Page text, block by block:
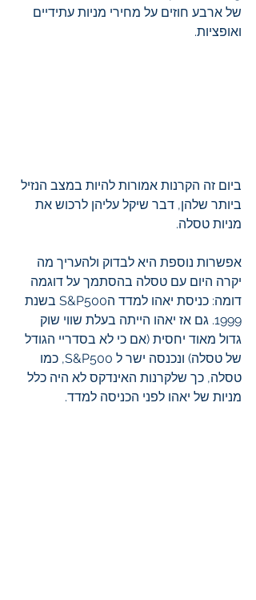
של ארבע חוזים על מחירי מניות עתידיים
ואופציות.
ביום זה הקרנות אמורות להיות במצב הנזיל
ביותר שלהן, דבר שיקל עליהן לרכוש את
מניות טסלה.
אפשרות נוספת היא לבדוק ולהעריך מה
יקרה היום עם טסלה בהסתמך על דוגמה
דומה: כניסת יאהו למדד הS&P500 בשנת
1999. גם אז יאהו הייתה בעלת שווי שוק
גדול מאוד יחסית (אם כי לא בסדריי הגודל
של טסלה) ונכנסה ישר ל S&P500, כמו
טסלה, כך שלקרנות האינדקס לא היה כלל
מניות של יאהו לפני הכניסה למדד.